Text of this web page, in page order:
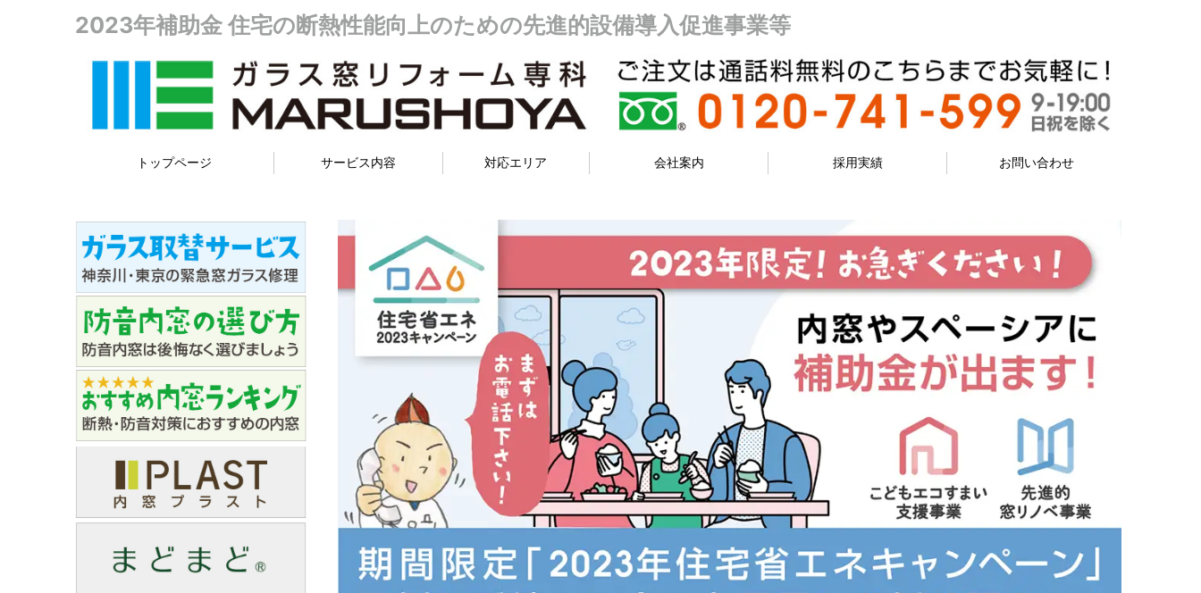
2023年補助金 住宅の断熱性能向上のための先進的設備導入促進事業等
トップページ サービス内容 対応エリア 会社案内 採用実績 お問い合わせ